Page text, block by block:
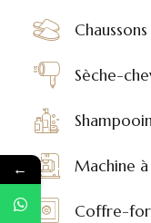
Chaussons
Sèche-
Machine
Coffre-
←